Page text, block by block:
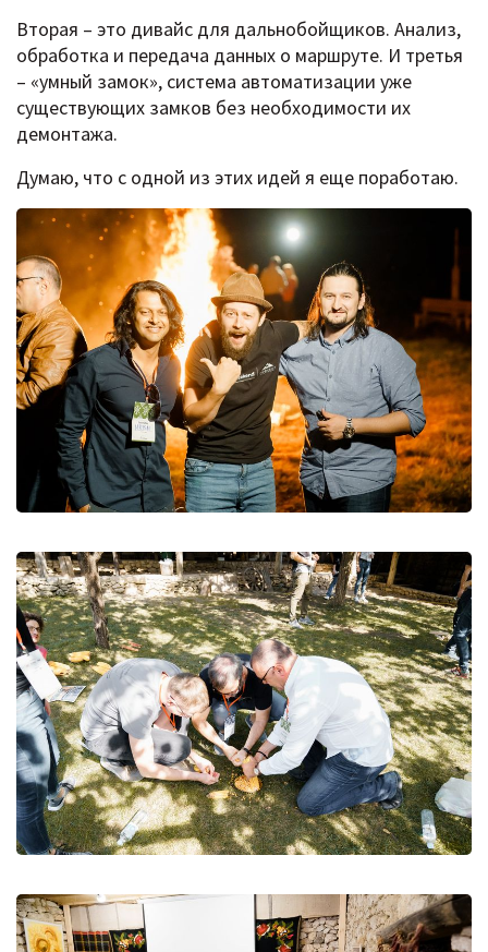
Вторая – это дивайс для дальнобойщиков. Анализ,
обработка и передача данных о маршруте. И третья
– «умный замок», система автоматизации уже
существующих замков без необходимости их
демонтажа.
Думаю, что с одной из этих идей я еще поработаю.